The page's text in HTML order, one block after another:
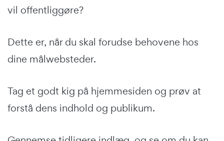
vil offentliggøre?
Dette er, når du skal forudse behovene hos
dine målwebsteder.
Tag et godt kig på hjemmesiden og prøv at
forstå dens indhold og publikum.